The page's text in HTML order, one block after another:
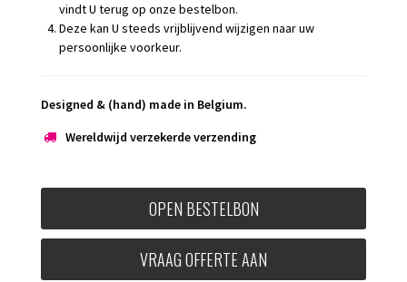
vindt U terug op onze bestelbon.
Deze kan U steeds vrijblijvend wijzigen naar uw
persoonlijke voorkeur.
Designed & (hand) made in Belgium.
Wereldwijd verzekerde verzending
OPEN BESTELBON
VRAAG OFFERTE AAN